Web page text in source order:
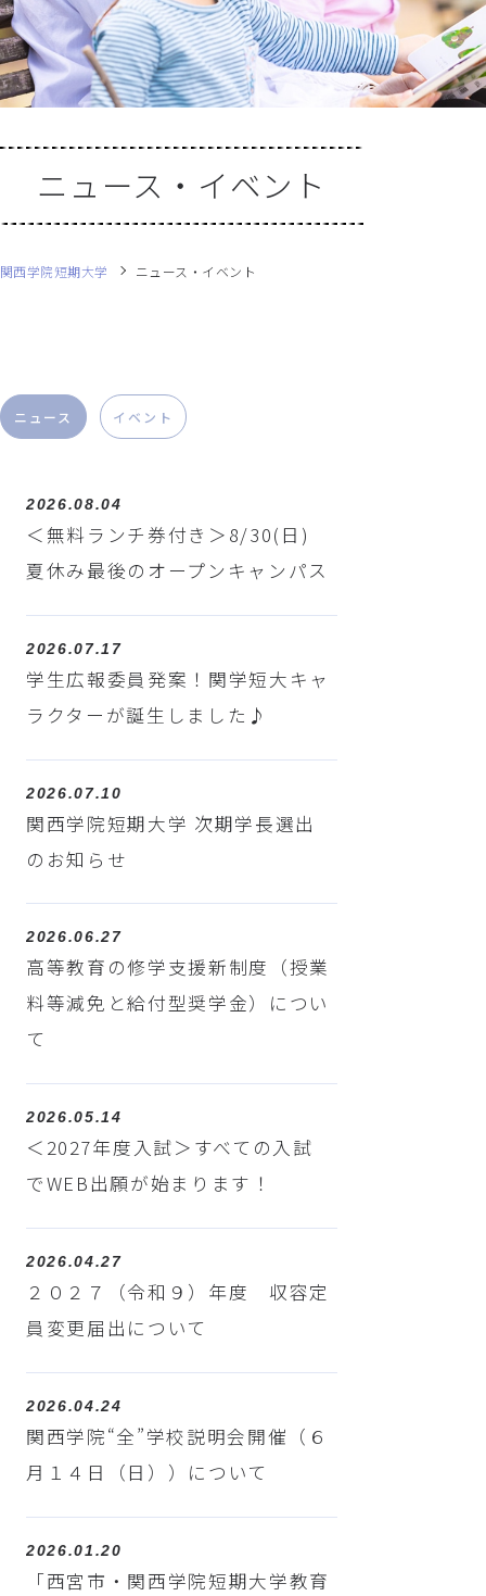
ニュース・イベント
関西学院短期大学 ニュース・イベント
ニュース イベント
2026.08.04
＜無料ランチ券付き＞8/30(日)
夏休み最後のオープンキャンパス
2026.07.17
学生広報委員発案！関学短大キャ
ラクターが誕生しました♪
2026.07.10
関西学院短期大学 次期学長選出
のお知らせ
2026.06.27
高等教育の修学支援新制度（授業
料等減免と給付型奨学金）につい
て
2026.05.14
＜2027年度入試＞すべての入試
でWEB出願が始まります！
2026.04.27
２０２７（令和９）年度 収容定
員変更届出について
2026.04.24
関西学院“全”学校説明会開催（６
月１４日（日））について
2026.01.20
「西宮市・関西学院短期大学教育